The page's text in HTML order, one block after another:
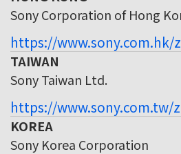
Sony Corporation of Hong
https://
TAIWAN
Sony Taiwan Ltd.
https://
KOREA
Sony Korea Corporation